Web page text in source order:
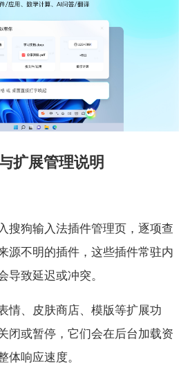
扩展管理说明
搜狗输入法插件管理页，逐项查
源不明的插件，这些插件常驻内
导致延迟或冲突。
情、皮肤商店、模版等扩展功
闭或暂停，它们会在后台加载资
体响应速度。